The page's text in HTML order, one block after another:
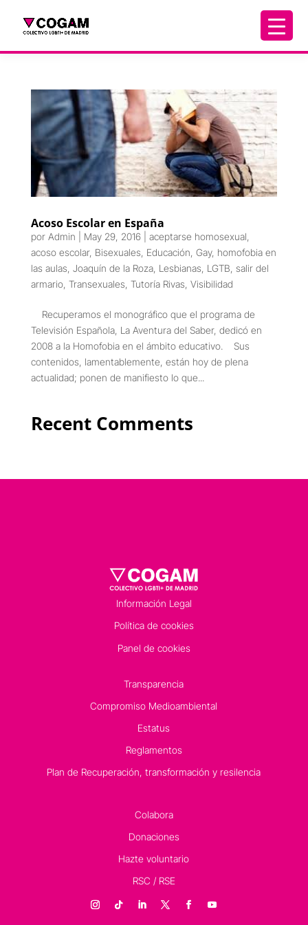
Acoso Escolar en España
por Admin May 29, 2016| aceptarse homosexual
acoso escolar, Bisexuales Educación Gay, homofobia en
las aulas Joaquín de la Roza, Lesbianas LGTB salir del
armario, Transexuales Tutoría Rivas Visibilidad
Recuperamos el monográfico que el programa de
Televisión Española, La Aventura del Saber, dedicó en
2008 a la Homofobia en el ámbito educativo. Sus
contenidos, lamentablemente, están hoy de plena
actualidad; ponen de manifiesto lo que...
Recent Comments
Información Legal
Política de cookies
Panel de cookies
Transparencia
Compromiso Medioambiental
Estatus
Reglamentos
Plan de Recuperación, transformación y resilencia
Colabora
Donaciones
Hazte voluntario
RSC / RSE